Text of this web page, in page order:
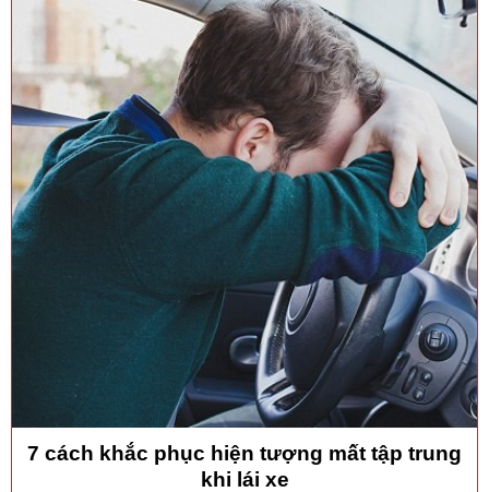
7 cách khắc phục hiện tượng mất tập trung
khi lái xe